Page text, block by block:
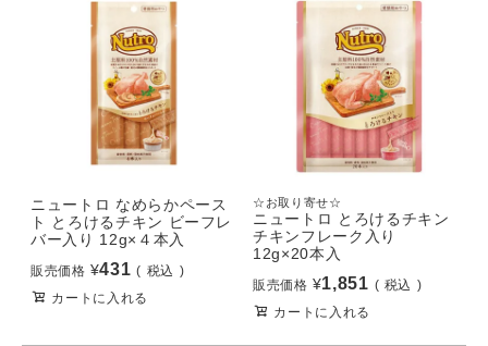
ニュートロ なめらかペース
ト とろけるチキン ビーフレ
バー入り 12g×４本入
販売価格 ¥431
税込
カートに入れる
☆お取り寄せ☆
ニュートロ とろけるチキン
チキンフレーク入り
12g×20本入
販売価格 ¥1,851
税込
カートに入れる